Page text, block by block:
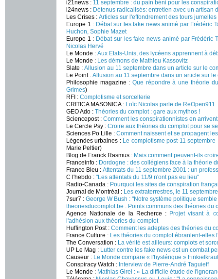
i21news : 11 septembre : du pain béni pour les
i24news : Détenus radicalisés: entretien avec un artisan
Les Crises : Articles sur l'effondrement des tours jumelles
Europe 1 : Débat sur les fake news animé par Frédéric
Huchon, Sophie Mazet
Europe 1 : Débat sur les fake news animé par Frédéric
Nicolas Hervé
Le Monde : Aux Etats-Unis, des lycéens apprennent à
Le Monde : Les démons de Mathieu Kassovitz
Slate : Allusion au 11 septembre dans un article sur le
Le Point : Allusion au 11 septembre dans un article sur le
Philosophie magazine :Que répondre à une théorie
Grimes)
RFI : Complotisme et sorcellerie
CRITICA MASONICA : Loïc Nicolas parle de ReOpen911
GEO Ado : Théories du complot : gare aux mythos !
Sciencepost : Comment les conspirationnistes en
Le Cercle Psy : Croire aux théories du complot pour se
Sciences Po Lille : Comment naissent et se propagent
Légendes urbaines : Le complotisme post-11
Marie Peltier)
Blog de Franck Rasmus : Mais comment peuvent-ils
Franceinfo : Dordogne : des collégiens face à la théorie
France Bleu : Attentats du 11 septembre 2001 : un
C l'hebdo : "Les attentats du 11/9 n'ont pas eu lieu"
Radio-Canada : Pourquoi les sites de conspiration
Journal de Montréal : Les extraterrestres, le 11
7sur7 : George W Bush : "Notre système politique
theoriesducomplot.be : Points communs des théories du
Agence Nationale de la Recherce : Projet visant à
l'adhésion aux théories du complot
Huffington Post : Comment les adeptes des théories du
France Culture : Les théories du complot ébranlent-elles
The Conversation : La vérité est ailleurs: complots et
UP Le Mag : Lutter contre les fake news est un combat
Causeur : Le Monde compare « l'hystérique »
Conspiracy Watch : Interview de Pierre-André Taguieff
Le Monde : Mathias Girel : « La difficile étude de